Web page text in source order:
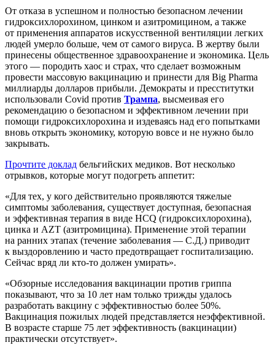
От отказа в успешном и полностью безопасном лечении
гидроксихлорохином, цинком и азитромицином, а также
от применения аппаратов искусственной вентиляции легких
людей умерло больше, чем от самого вируса. В жертву были
принесены общественное здравоохранение и экономика. Цель
этого — породить хаос и страх, что сделает возможным
провести массовую вакцинацию и принести для Big Pharma
миллиарды долларов прибыли. Демократы и пресститутки
использовали Covid против Трампа, высмеивая его
рекомендацию о безопасном и эффективном лечении при
помощи гидроксихлорохина и издеваясь над его попытками
вновь открыть экономику, которую вовсе и не нужно было
закрывать.
Прочтите доклад бельгийских медиков. Вот несколько
отрывков, которые могут подогреть аппетит:
«Для тех, у кого действительно проявляются тяжелые
симптомы заболевания, существует доступная, безопасная
и эффективная терапия в виде HCQ (гидроксихлорохина),
цинка и AZT (азитромицина). Применение этой терапии
на ранних этапах (течение заболевания — С.Д.) приводит
к выздоровлению и часто предотвращает госпитализацию.
Сейчас вряд ли кто-то должен умирать».
«Обзорные исследования вакцинации против гриппа
показывают, что за 10 лет нам только трижды удалось
разработать вакцину с эффективностью более 50%.
Вакцинация пожилых людей представляется неэффективной.
В возрасте старше 75 лет эффективность (вакцинации)
практически отсутствует».